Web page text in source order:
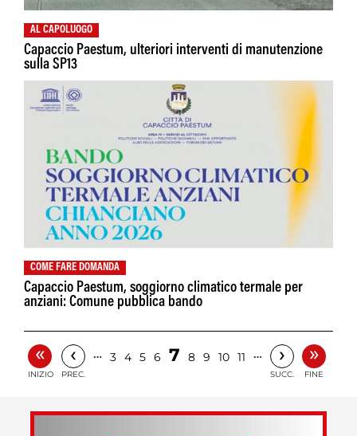
AL CAPOLUOGO
Capaccio Paestum, ulteriori interventi di manutenzione
sulla SP13
COME FARE DOMANDA
Capaccio Paestum, soggiorno climatico termale per
anziani: Comune pubblica bando
«
INIZIO
‹
PREC.
… 3 4 5 6 7 8 9 10 11 … ›
SUCC.
»
FINE